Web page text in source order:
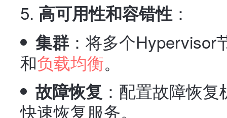
高可用性和容错性 ：
集群 ：将多个
和负载均衡。
故障恢复 ：配置故障恢
快速恢复服务。